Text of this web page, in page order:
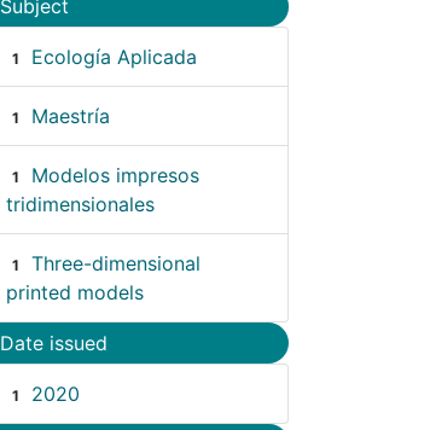
Subject
1 Ecología Aplicada
1 Maestría
1
Modelos impresos
tridimensionales
1
Three-dimensional
printed models
Date issued
1 2020